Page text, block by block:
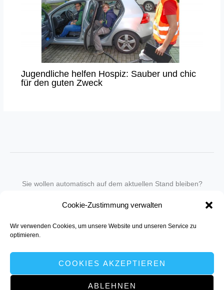
Cookie-Zustimmung verwalten
Wir verwenden Cookies, um unsere Website und unseren Service zu
optimieren.
COOKIES AKZEPTIEREN
ABLEHNEN
Jugendliche helfen Hospiz: Sauber und chic
für den guten Zweck
Sie wollen automatisch auf dem aktuellen Stand bleiben?
in unseren Newsletter-Service auf.
Senden Sie für ein Angebot einfach eine